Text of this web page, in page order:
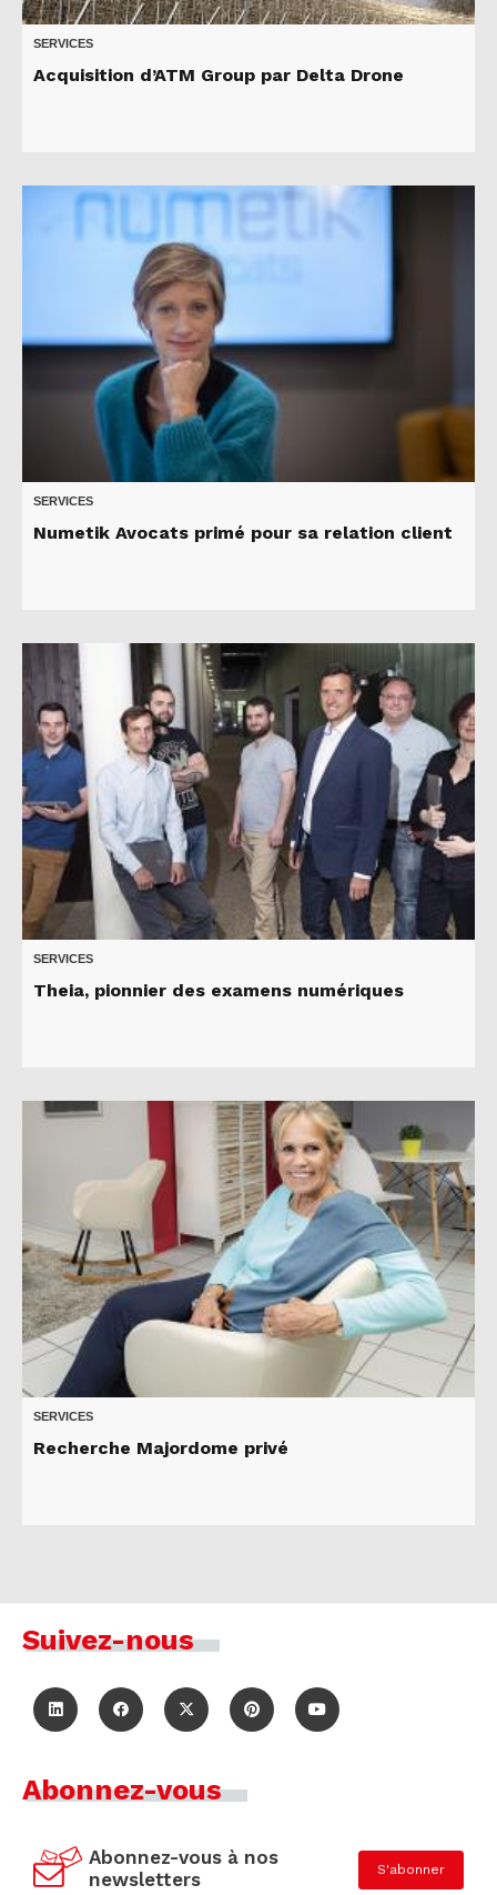
SERVICES
Acquisition d’ATM Group par Delta Drone
SERVICES
Numetik Avocats primé pour sa relation client
SERVICES
Theia, pionnier des examens numériques
SERVICES
Recherche Majordome privé
Suivez-nous
Abonnez-vous
Abonnez-vous à nos
newsletters
S'abonner